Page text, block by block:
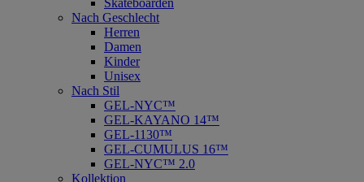
Skateboarden
Nach Geschlecht
Herren
Damen
Kinder
Unisex
Nach Stil
GEL-NYC™
GEL-KAYANO 14™
GEL-1130™
GEL-CUMULUS 16™
GEL-NYC™ 2.0
Kollektion